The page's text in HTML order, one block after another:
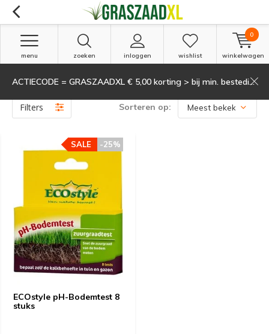
zoeken inloggen
menu wishlist winkelwagen
0
ACTIECODE = GRASZAADXL € 5,00 korting > bij min. besteding van 135,-
Producten getagd met Zuurgraadtest(1)
Filters Sorteren op:
ECOstyle pH-Bodemtest 8
stuks
-25%
SALE